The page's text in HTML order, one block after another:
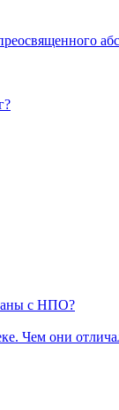
с НПО?
Чем они